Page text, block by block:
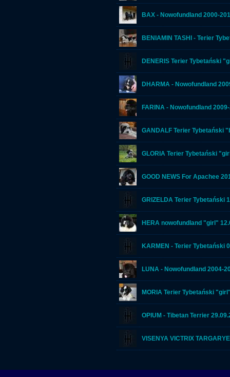
BAX - Nowofundland 2000-
BENIAMIN TASHI - Terier
DENERIS Terier Tybetański
DHARMA - Nowofundland
FARINA - Nowofundland
GANDALF Terier Tybetański
GLORIA Terier Tybetański
GOOD NEWS For Apachee
GRIZELDA Terier Tybetański
HERA nowofundland "girl"
KARMEN - Terier Tybetański
LUNA - Nowofundland 2004-
MORIA Terier Tybetański
OPIUM - Tibetan Terrier
VISENYA VICTRIX